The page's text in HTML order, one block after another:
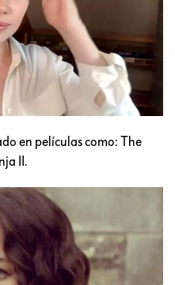
en películas como: The
II.